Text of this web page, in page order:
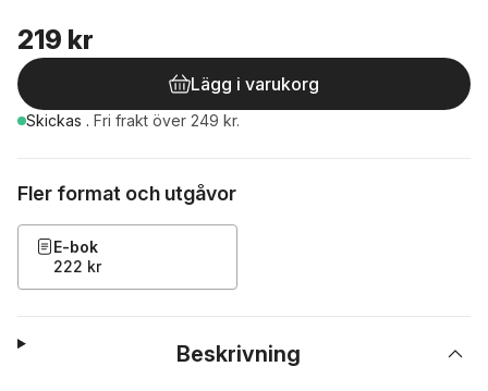
219 kr
Lägg i varukorg
Skickas . Fri frakt över 249 kr.
Fler format och utgåvor
E-bok
222 kr
Beskrivning